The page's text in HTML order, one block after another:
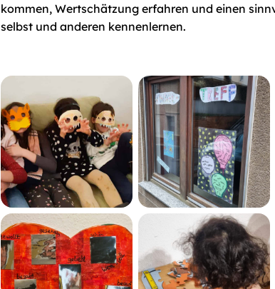
kommen, Wertschätzung erfahren und einen
selbst und anderen kennenlernen.